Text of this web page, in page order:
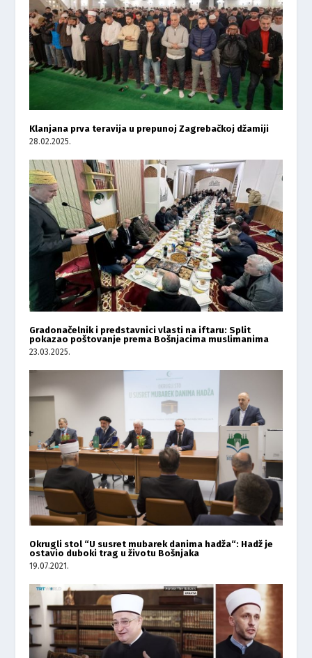
Klanjana prva teravija u prepunoj Zagrebačkoj džamiji
28.02.2025.
Gradonačelnik i predstavnici vlasti na iftaru: Split
pokazao poštovanje prema Bošnjacima muslimanima
23.03.2025.
Okrugli stol “U susret mubarek danima hadža“: Hadž je
ostavio duboki trag u životu Bošnjaka
19.07.2021.